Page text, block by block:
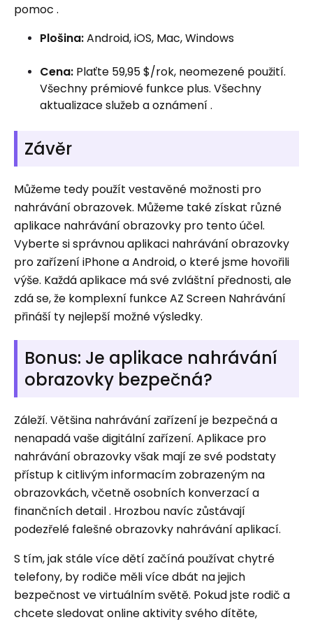
pomoc .
Plošina:Android, iOS, Mac, Windows
Cena: Plaťte 59,95 $/rok, neomezené použití.
Všechny prémiové funkce plus. Všechny
aktualizace služeb a oznámení .
Závěr
Můžeme tedy použít vestavěné možnosti pro
nahrávání obrazovek. Můžeme také získat různé
aplikace nahrávání obrazovky pro tento účel.
Vyberte si správnou aplikaci nahrávání obrazovky
pro zařízení iPhone a Android, o které jsme hovořili
výše. Každá aplikace má své zvláštní přednosti, ale
zdá se, že komplexní funkce AZ Screen Nahrávání
přináší ty nejlepší možné výsledky.
Bonus: Je aplikace nahrávání
obrazovky bezpečná?
Záleží. Většina nahrávání zařízení je bezpečná a
nenapadá vaše digitální zařízení. Aplikace pro
nahrávání obrazovky však mají ze své podstaty
přístup k citlivým informacím zobrazeným na
obrazovkách, včetně osobních konverzací a
finančních detail . Hrozbou navíc zůstávají
podezřelé falešné obrazovky nahrávání aplikací.
S tím, jak stále více dětí začíná používat chytré
telefony, by rodiče měli více dbát na jejich
bezpečnost ve virtuálním světě. Pokud jste rodič a
chcete sledovat online aktivity svého dítěte,